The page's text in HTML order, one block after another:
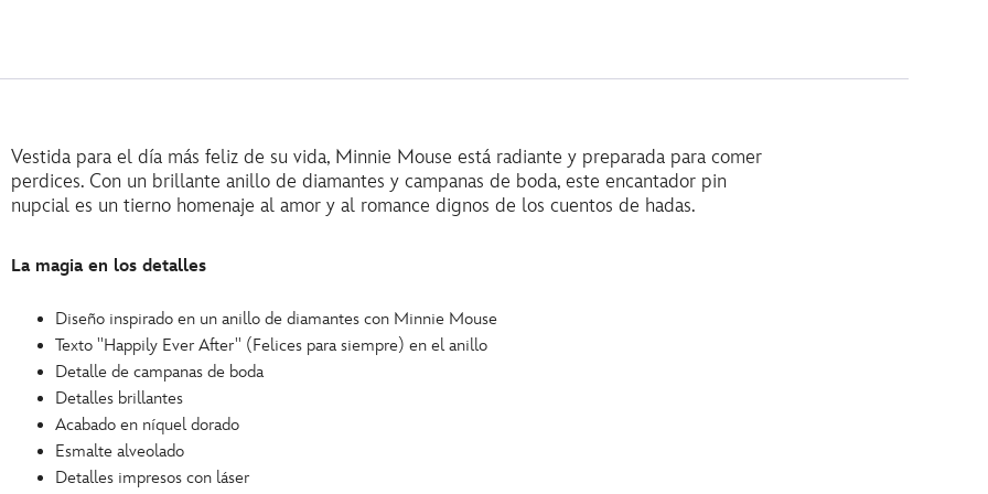
Vestida para el día más feliz de su vida, Minnie Mouse está radiante y preparada para comer
perdices. Con un brillante anillo de diamantes y campanas de boda, este encantador pin
nupcial es un tierno homenaje al amor y al romance dignos de los cuentos de hadas.
La magia en los detalles
Diseño inspirado en un anillo de diamantes con Minnie Mouse
Texto ''Happily Ever After'' (Felices para siempre) en el anillo
Detalle de campanas de boda
Detalles brillantes
Acabado en níquel dorado
Esmalte alveolado
Detalles impresos con láser